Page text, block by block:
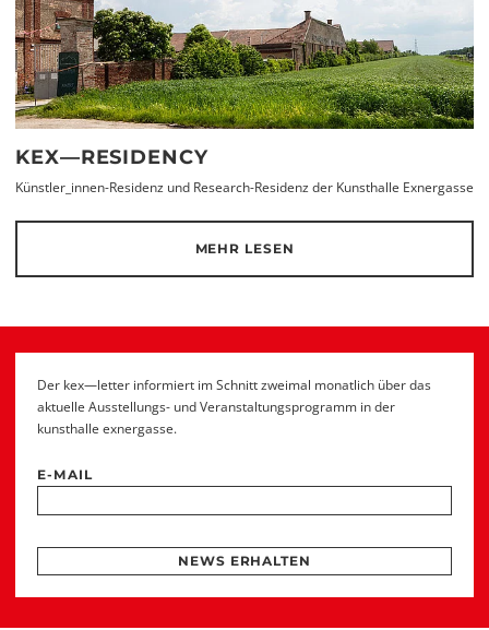
KEX—RESIDENCY
Künstler_innen-Residenz und Research-Residenz der Kunsthalle Exnergasse
MEHR LESEN
Der kex—letter informiert im Schnitt zweimal monatlich über das
aktuelle Ausstellungs- und Veranstaltungsprogramm in der
kunsthalle exnergasse.
E-MAIL
NEWS ERHALTEN